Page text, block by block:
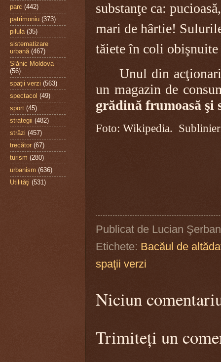
substanţe ca:
mari de hârtie!
tăiete în coli obişnuite
Unul din
un magazin de
grădină frumoasă şi
Foto: Wikipedia.
Publicat de Lucian Şerban
Etichete: Bacăul de
spaţii verzi
Niciun
Trimiteți un
parc (442)
patrimoniu (373)
pilula (35)
sistematizare
urbană (467)
Slănic Moldova
(56)
spaţii verzi (563)
spectacol (49)
sport (45)
strategii (482)
străzi (457)
trecător (67)
turism (280)
urbanism (636)
Utilităţi (531)